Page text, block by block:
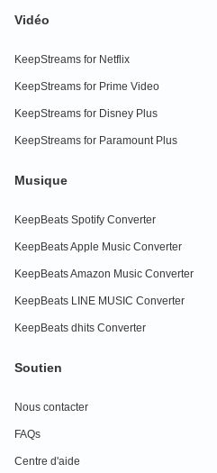
Vidéo
KeepStreams for Netflix
KeepStreams for Prime Video
KeepStreams for Disney Plus
KeepStreams for Paramount Plus
Musique
KeepBeats Spotify Converter
KeepBeats Apple Music Converter
KeepBeats Amazon Music Converter
KeepBeats LINE MUSIC Converter
KeepBeats dhits Converter
Soutien
Nous contacter
FAQs
Centre d'aide